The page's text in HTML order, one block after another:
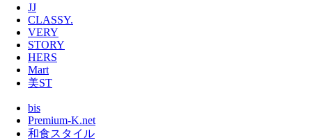
JJ
CLASSY.
VERY
STORY
HERS
Mart
美ST
bis
Premium-K.net
和食スタイル